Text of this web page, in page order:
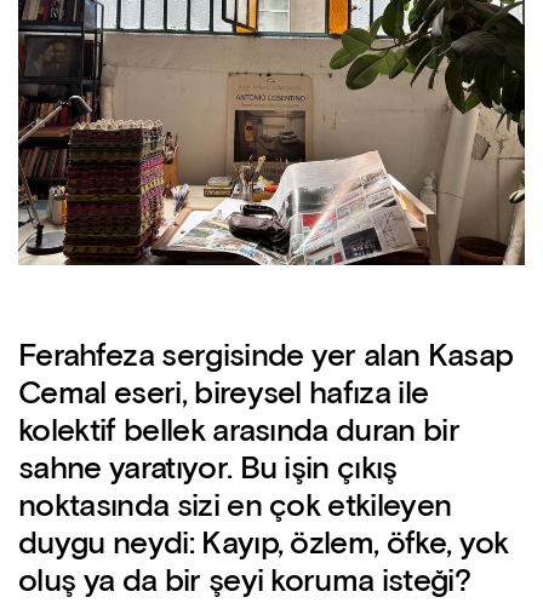
Ferahfeza sergisinde yer alan Kasap
Cemal eseri, bireysel hafıza ile
kolektif bellek arasında duran bir
sahne yaratıyor. Bu işin çıkış
noktasında sizi en çok etkileyen
duygu neydi: Kayıp, özlem, öfke, yok
oluş ya da bir şeyi koruma isteği?